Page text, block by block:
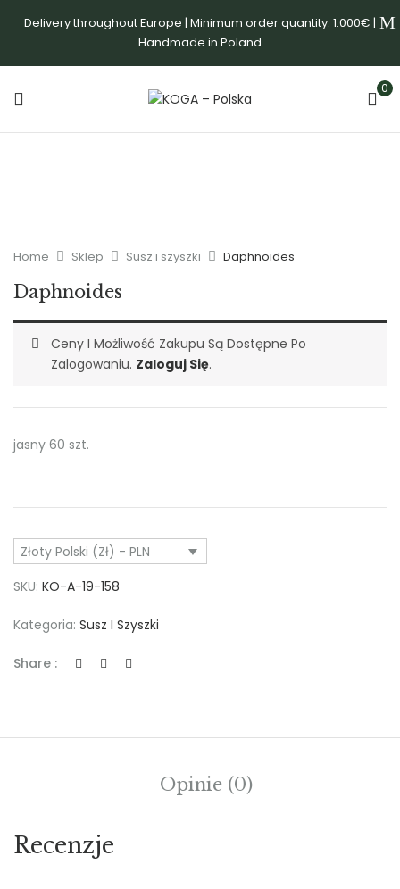
Delivery throughout Europe | Minimum order quantity: 1.000€ |
Handmade in Poland
0
Home Sklep Susz i szyszki Daphnoides
Daphnoides
Ceny I Możliwość Zakupu Są Dostępne Po
Zalogowaniu. Zaloguj Się.
jasny 60 szt.
Złoty Polski (zł) - PLN
SKU: KO-A-19-158
Kategoria: Susz I Szyszki
Share :
Opinie (0)
Recenzje